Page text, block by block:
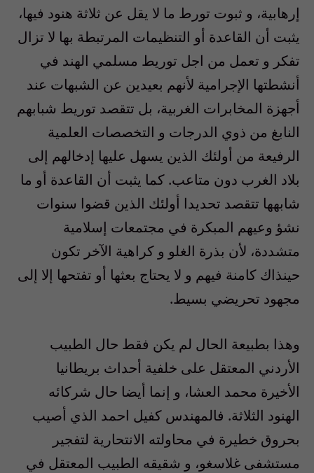
إرهابية، و ثبوت تورط ما لا يقل عن ثلاثة هنود فيها،
يثبت أن القاعدة أو التنظيمات المرتبطة بها لا تزال
تفكر و تعمل من اجل توريط مسلمي الهند في
أنشطتها الإجرامية لأنهم بعيدين عن الشبهات عند
أجهزة المخابرات الغربية، بل تتقصد توريط شبابهم
النابغ من ذوي الدرجات و التخصصات العلمية
الرفيعة من أولئك الذين يسهل عليها إدخالهم إلى
بلاد الغرب دون متاعب. كما يثبت أن القاعدة أو ما
شابهها تتقصد تحديدا أولئك الذين قضوا سنوات
نشؤ وعيهم المبكرة في مجتمعات إسلامية
متشددة، لأن بذرة الغلو و كراهية الآخر تكون
حينذاك كامنة فيهم و لا يحتاج بعثها أو تفتحها إلا إلى
مجهود تحريضي بسيط.
وهذا بطبيعة الحال لم يكن فقط حال الطبيب
الأردني المعتقل على خلفية أحداث بريطانيا
الأخيرة محمد العشا، و إنما أيضا حال شركائه
الهنود الثلاثة. فالمهندس كفيل احمد الذي أصيب
بحروق خطيرة في محاولته الانتحارية لتفجير
مستشفى غلاسغو، و شقيقه الطبيب المعتقل في